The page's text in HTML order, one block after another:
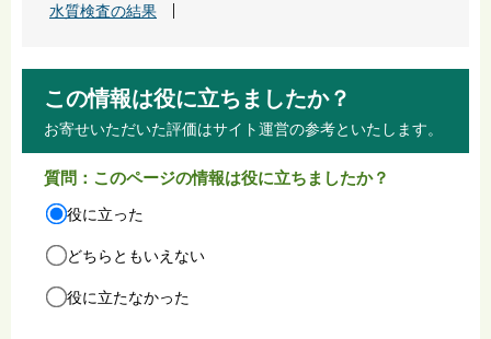
水質検査の結果
この情報は役に立ちましたか？
お寄せいただいた評価はサイト運営の参考といたします。
質問：このページの情報は役に立ちましたか？
役に立った
どちらともいえない
役に立たなかった